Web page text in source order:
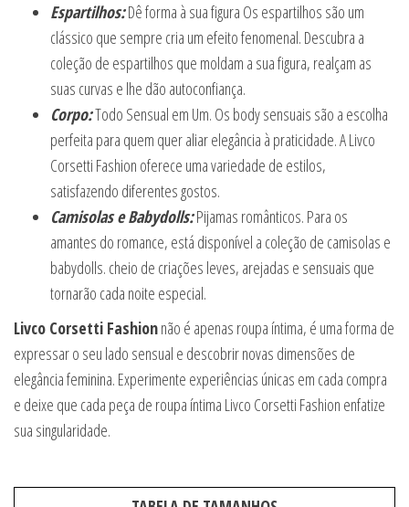
Espartilhos:Dê forma à sua figura Os espartilhos são um
clássico que sempre cria um efeito fenomenal. Descubra a
coleção de espartilhos que moldam a sua figura, realçam as
suas curvas e lhe dão autoconfiança.
Corpo:Todo Sensual em Um. Os body sensuais são a escolha
perfeita para quem quer aliar elegância à praticidade. A Livco
Corsetti Fashion oferece uma variedade de estilos,
satisfazendo diferentes gostos.
Camisolas e Babydolls:Pijamas românticos. Para os
amantes do romance, está disponível a coleção de camisolas e
babydolls. cheio de criações leves, arejadas e sensuais que
tornarão cada noite especial.
Livco Corsetti Fashionnão é apenas roupa íntima, é uma forma de
expressar o seu lado sensual e descobrir novas dimensões de
elegância feminina. Experimente experiências únicas em cada compra
e deixe que cada peça de roupa íntima Livco Corsetti Fashion enfatize
sua singularidade.